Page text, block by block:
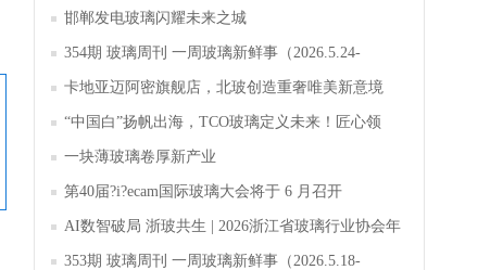
邯郸发电玻璃闪耀未来之城
354期 玻璃周刊 一周玻璃新鲜事（2026.5.24-
2026.5.30）
卡地亚迈阿密旗舰店，北玻创造重奢唯美新意境
“中国白”扬帆出海，TCO玻璃定义未来！匠心领
航，淄博新材料产业聚势成峰
一块薄玻璃卷厚新产业
第40届?i?ecam国际玻璃大会将于 6 月召开
AI数智破局 浙玻共生 | 2026浙江省玻璃行业协会年
会暨第四届四次会员大会成功举办
353期 玻璃周刊 一周玻璃新鲜事（2026.5.18-